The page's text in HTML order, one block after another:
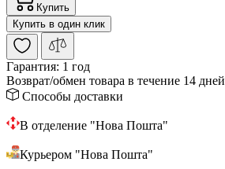
Купить
Купить в один клик
Гарантия: 1 год
Возврат/обмен товара в течение 14 дней
Способы доставки
В отделение "Нова Пошта"
Курьером "Нова Пошта"